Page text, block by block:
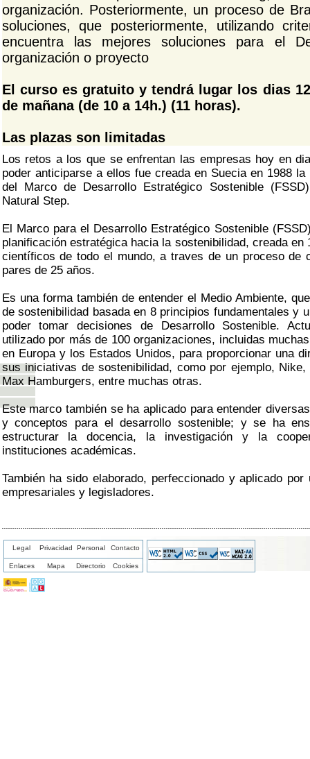
organización. Posteriormente, un proceso de
soluciones, que posteriormente, utilizando
encuentra las mejores soluciones para el
organización o proyecto
El curso es gratuito y tendrá lugar los dias
de mañana (de 10 a 14h.) (11 horas).
Las plazas son limitadas
Los retos a los que se enfrentan las empresas hoy en
poder anticiparse a ellos fue creada en Suecia en 1988 la
del Marco de Desarrollo Estratégico Sostenible
Natural Step.
El Marco para el Desarrollo Estratégico Sostenible
planificación estratégica hacia la sostenibilidad, creada en
científicos de todo el mundo, a traves de un proceso de
pares de 25 años.
Es una forma también de entender el Medio Ambiente,
de sostenibilidad basada en 8 principios fundamentales y
poder tomar decisiones de Desarrollo Sostenible.
utilizado por más de 100 organizaciones, incluidas
en Europa y los Estados Unidos, para proporcionar una
sus iniciativas de sostenibilidad, como por ejemplo,
Max Hamburgers, entre muchas otras.
Este marco también se ha aplicado para entender
y conceptos para el desarrollo sostenible; y se ha
estructurar la docencia, la investigación y la
instituciones académicas.
También ha sido elaborado, perfeccionado y aplicado
empresariales y legisladores.
Legal Privacidad Personal Contacto
Enlaces Mapa Directorio Cookies